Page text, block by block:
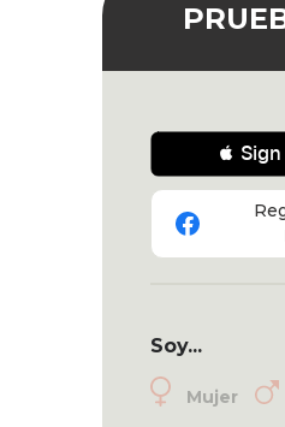
 Sign
Soy...
Mujer